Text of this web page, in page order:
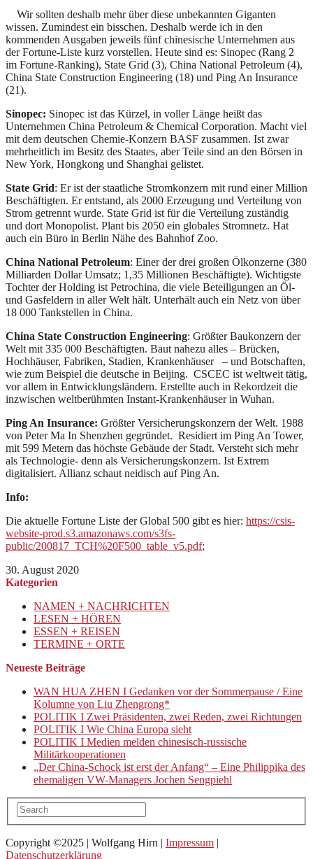
Wir sollten deshalb mehr über diese unbekannten Giganten
wissen. Zumindest ein bisschen. Deshalb werde ich in den
kommenden Ausgaben jeweils fünf chinesische Unternehmen aus
der Fortune-Liste kurz vorstellen. Heute sind es: Sinopec (Rang 2
im Fortune-Ranking), State Grid (3), China National Petroleum (4),
China State Construction Engineering (18) und Ping An Insurance
(21).
Sinopec: Sinopec ist das Kürzel, in voller Länge heißt das
Unternehmen China Petroleum & Chemical Corporation. Macht viel
mit dem deutschen Chemie-Konzern BASF zusammen. Ist zwar
mehrheitlich im Besitz des Staates, aber Teile sind an den Börsen in
New York, Hongkong und Shanghai gelistet.
State Grid: Er ist der staatliche Stromkonzern mit rund einer Million
Beschäftigten. Er entstand, als 2000 Erzeugung und Verteilung von
Strom getrennt wurde. State Grid ist für die Verteilung zuständig
und dort Monopolist. Plant bis 2050 ein globales Stromnetz. Hat
auch ein Büro in Berlin Nähe des Bahnhof Zoo.
China National Petroleum: Einer der drei großen Ölkonzerne (380
Milliarden Dollar Umsatz; 1,35 Millionen Beschäftigte). Wichtigste
Tochter der Holding ist Petrochina, die viele Beteiligungen an Öl-
und Gasfeldern in aller Welt hält. Unterhält auch ein Netz von über
18 000 Tankstellen in China.
China State Construction Engineering: Größter Baukonzern der
Welt mit 335 000 Beschäftigten. Baut nahezu alles – Brücken,
Hochhäuser, Fabriken, Stadien, Krankenhäuser – und Botschaften,
wie zum Beispiel die deutsche in Beijing. CSCEC ist weltweit tätig,
vor allem in Entwicklungsländern. Erstellte auch in Rekordzeit die
inzwischen weltberühmten Instant-Krankenhäuser in Wuhan.
Ping An Insurance: Größter Versicherungskonzern der Welt. 1988
von Peter Ma In Shenzhen gegründet. Residiert im Ping An Tower,
mit 599 Metern das höchste Gebäude der Stadt. Versteht sich mehr
als Technologie- denn als Versicherungskonzern. Ist Extrem
digitalisiert. Allianz schaut neidisch auf Ping An.
Info:
Die aktuelle Fortune Liste der Global 500 gibt es hier: https://csis-
website-prod.s3.amazonaws.com/s3fs-
public/200817_TCH%20F500_table_v5.pdf;
30. August 2020
Kategorien
NAMEN + NACHRICHTEN
LESEN + HÖREN
ESSEN + REISEN
TERMINE + ORTE
Neueste Beiträge
WAN HUA ZHEN I Gedanken vor der Sommerpause / Eine
Kolumne von Liu Zhengrong*
POLITIK I Zwei Präsidenten, zwei Reden, zwei Richtungen
POLITIK I Wie China Europa sieht
POLITIK I Medien melden chinesisch-russische
Militärkooperationen
„Der China-Schock ist erst der Anfang“ – Eine Philippika des
ehemaligen VW-Managers Jochen Sengpiehl
Copyright ©2025 | Wolfgang Hirn | Impressum |
Datenschutzerklärung